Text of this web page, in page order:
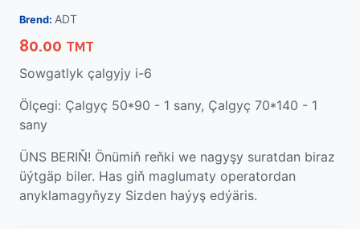
Brend: ADT
80.00 TMT
Sowgatlyk çalgyjy i-6
Ölçegi: Çalgyç 50*90 - 1 sany, Çalgyç 70*140 - 1
sany
ÜNS BERIŇ! Önümiň reňki we nagyşy suratdan biraz
üýtgäp biler. Has giň maglumaty operatordan
anyklamagyňyzy Sizden haýyş edýäris.